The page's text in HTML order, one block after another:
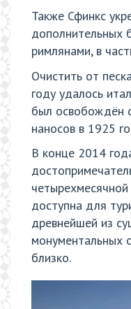
Также Сфинкс
дополнительных
римлянами, в
Очистить от
году удалось
был освобождён
наносов в 1925
В конце 2014
доступна для
древнейшей из
монументальных
близко.